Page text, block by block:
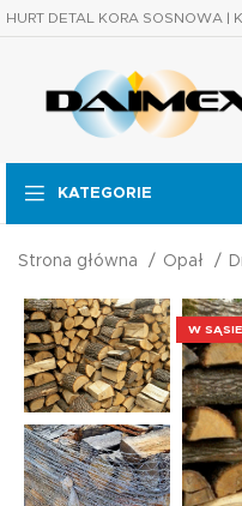
HURT DETAL KORA SOSNOWA |
KATEGORIE
Strona główna Opał
W